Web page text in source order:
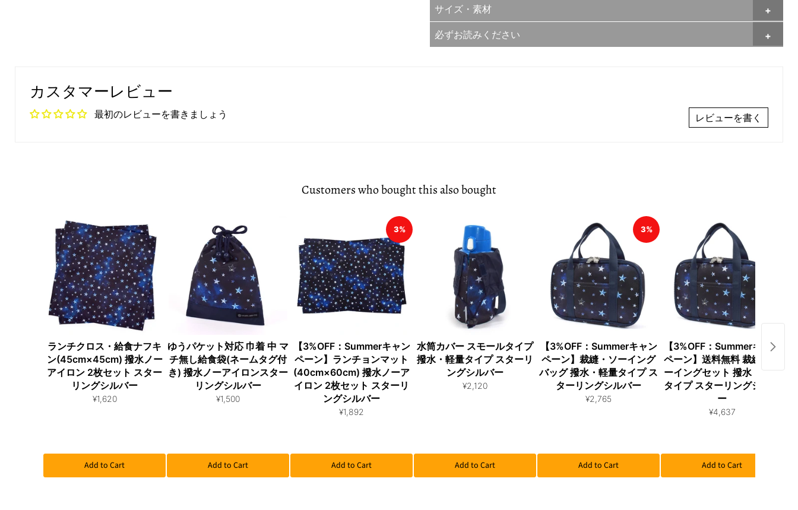
サイズ・素材
必ずお読みください
カスタマーレビュー
最初のレビューを書きましょう レビューを書く
Customers who bought this also bought
ランチクロス・給食ナフキ
ン(45cm×45cm) 撥水ノー
アイロン 2枚セット スター
リングシルバー
¥1,620
Add to Cart
ゆうパケット対応 巾着 中 マ
チ無し給食袋(ネームタグ付
き) 撥水ノーアイロンスター
リングシルバー
¥1,500
Add to Cart
3%
【3%OFF：Summerキャン
ペーン】ランチョンマット
(40cm×60cm) 撥水ノーア
イロン 2枚セット スターリ
ングシルバー
¥1,892
Add to Cart
水筒カバー スモールタイプ
撥水・軽量タイプ スターリ
ングシルバー
¥2,120
Add to Cart
3%
【3%OFF：Summerキャン
ペーン】裁縫・ソーイング
バッグ 撥水・軽量タイプ ス
ターリングシルバー
¥2,765
Add to Cart
【3%OFF：Summerキャン
ペーン】送料無料 裁縫・ソ
ーイングセット 撥水・軽量
タイプ スターリングシルバ
ー
¥4,637
Add to Cart